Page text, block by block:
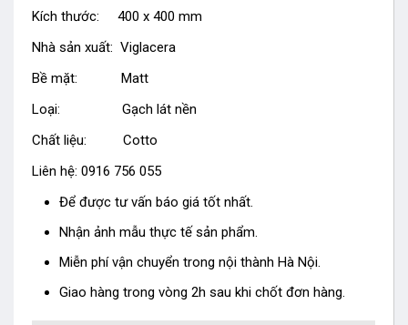
Kích thước: 400 x 400 mm
Nhà sản xuất: Viglacera
Bề mặt: Matt
Loại: Gạch lát nền
Chất liệu: Cotto
Liên hệ: 0916 756 055
Để được tư vấn báo giá tốt nhất.
Nhận ảnh mẫu thực tế sản phẩm.
Miễn phí vận chuyển trong nội thành Hà Nội.
Giao hàng trong vòng 2h sau khi chốt đơn hàng.